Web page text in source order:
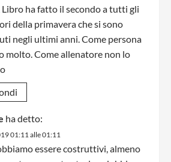
Libro ha fatto il secondo a tutti gli
della primavera che si sono
negli ultimi anni. Come persona
molto. Come allenatore non lo
ha detto:
01:11 alle 01:11
essere costruttivi, almeno